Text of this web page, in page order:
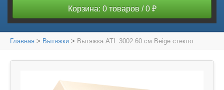
Корзина: 0 товаров / 0 ₽
Главная > Вытяжки > Вытяжка ATL 3002 60 см Beige стекло